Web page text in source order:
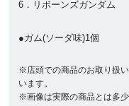
6．リボーンズガンダム
●ガム(ソーダ味)1個
※店頭での商品のお取り扱
います。
※画像は実際の商品とは多少